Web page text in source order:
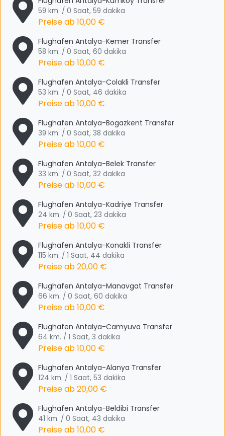
59 km. / 0 Saat, 59 dakika
Preise ab10,00 €
Flughafen Antalya-Kemer Transfer
58 km. / 0 Saat, 60 dakika
Preise ab10,00 €
Flughafen Antalya-Colakli Transfer
53 km. / 0 Saat, 46 dakika
Preise ab10,00 €
Flughafen Antalya-Bogazkent Transfer
39 km. / 0 Saat, 38 dakika
Preise ab10,00 €
Flughafen Antalya-Belek Transfer
33 km. / 0 Saat, 32 dakika
Preise ab10,00 €
Flughafen Antalya-Kadriye Transfer
24 km. / 0 Saat, 23 dakika
Preise ab10,00 €
Flughafen Antalya-Konakli Transfer
115 km. / 1 Saat, 44 dakika
Preise ab20,00 €
Flughafen Antalya-Manavgat Transfer
66 km. / 0 Saat, 60 dakika
Preise ab10,00 €
Flughafen Antalya-Camyuva Transfer
64 km. / 1 Saat, 3 dakika
Preise ab10,00 €
Flughafen Antalya-Alanya Transfer
124 km. / 1 Saat, 53 dakika
Preise ab20,00 €
Flughafen Antalya-Beldibi Transfer
41 km. / 0 Saat, 43 dakika
Preise ab10,00 €